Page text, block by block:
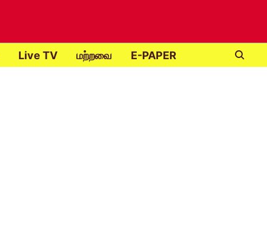
Live TV மற்றவை E-PAPER